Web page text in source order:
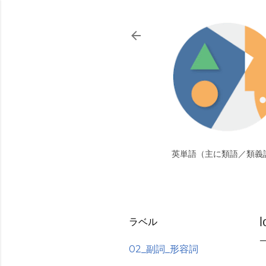
英単語（主に類語／類
ラベル
02_副詞_形容詞